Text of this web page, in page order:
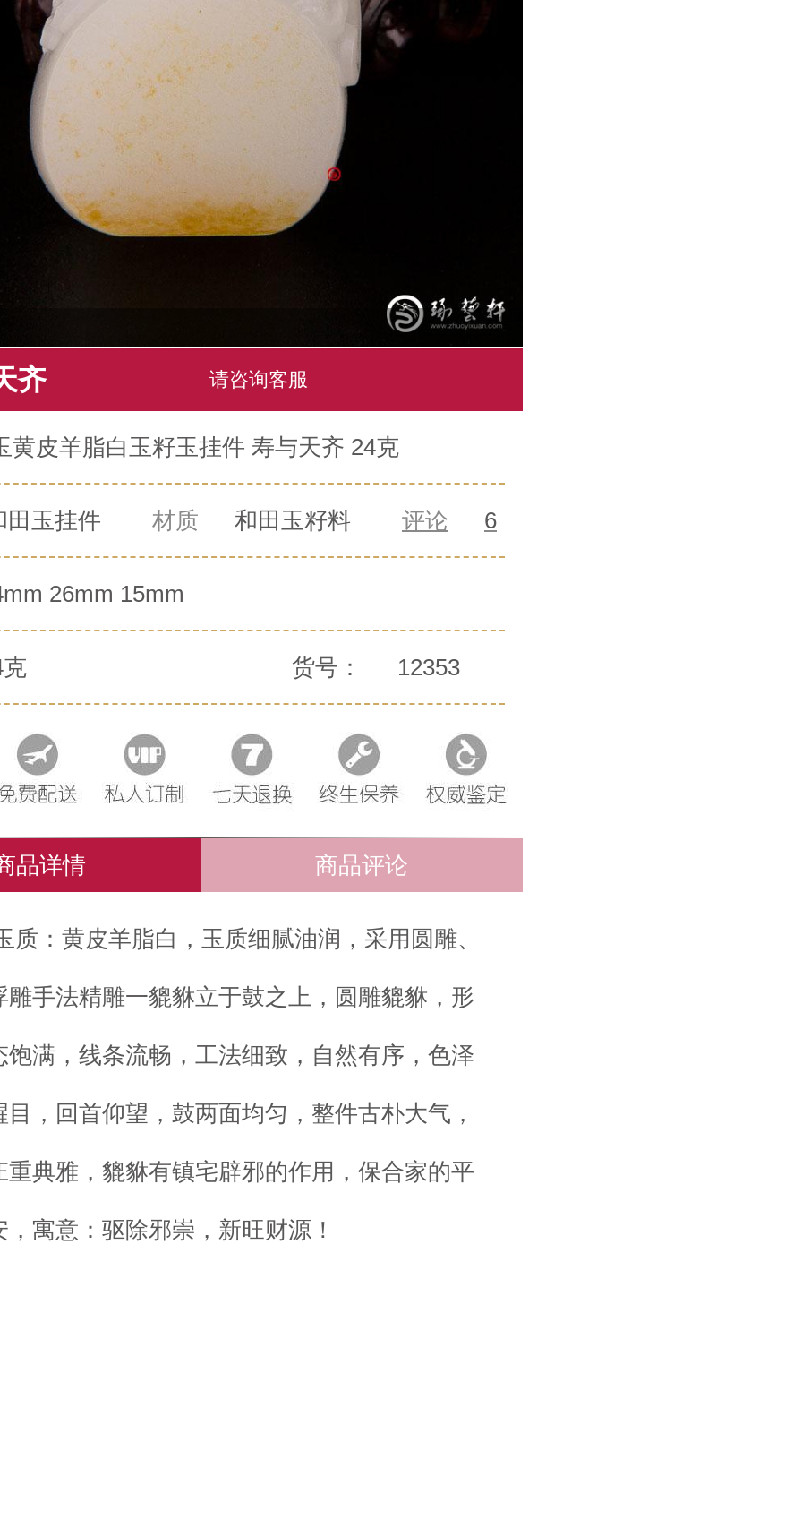
齐 请咨询客服
黄皮羊脂白玉籽玉挂件 寿与天齐 24克
玉挂件 材质 和田玉籽料 评论 6
26mm 15mm
货号： 12353
品详情 商品评论
质：黄皮羊脂白，玉质细腻油润，采用圆雕、
雕手法精雕一貔貅立于鼓之上，圆雕貔貅，形
饱满，线条流畅，工法细致，自然有序，色泽
目，回首仰望，鼓两面均匀，整件古朴大气，
重典雅，貔貅有镇宅辟邪的作用，保合家的平
，寓意：驱除邪崇，新旺财源！